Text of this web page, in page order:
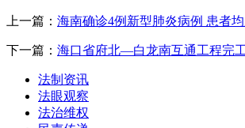
上一篇： 海南确诊4例新型肺炎病例 患者
下一篇： 海口省府北—白龙南互通工程完
法制资讯
法眼观察
法治维权